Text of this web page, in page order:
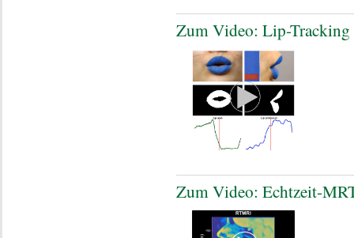
Zum Video: Lip-Tracking
Zum Video: Echtzeit-